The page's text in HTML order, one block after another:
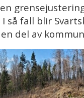
I så fall blir
del av